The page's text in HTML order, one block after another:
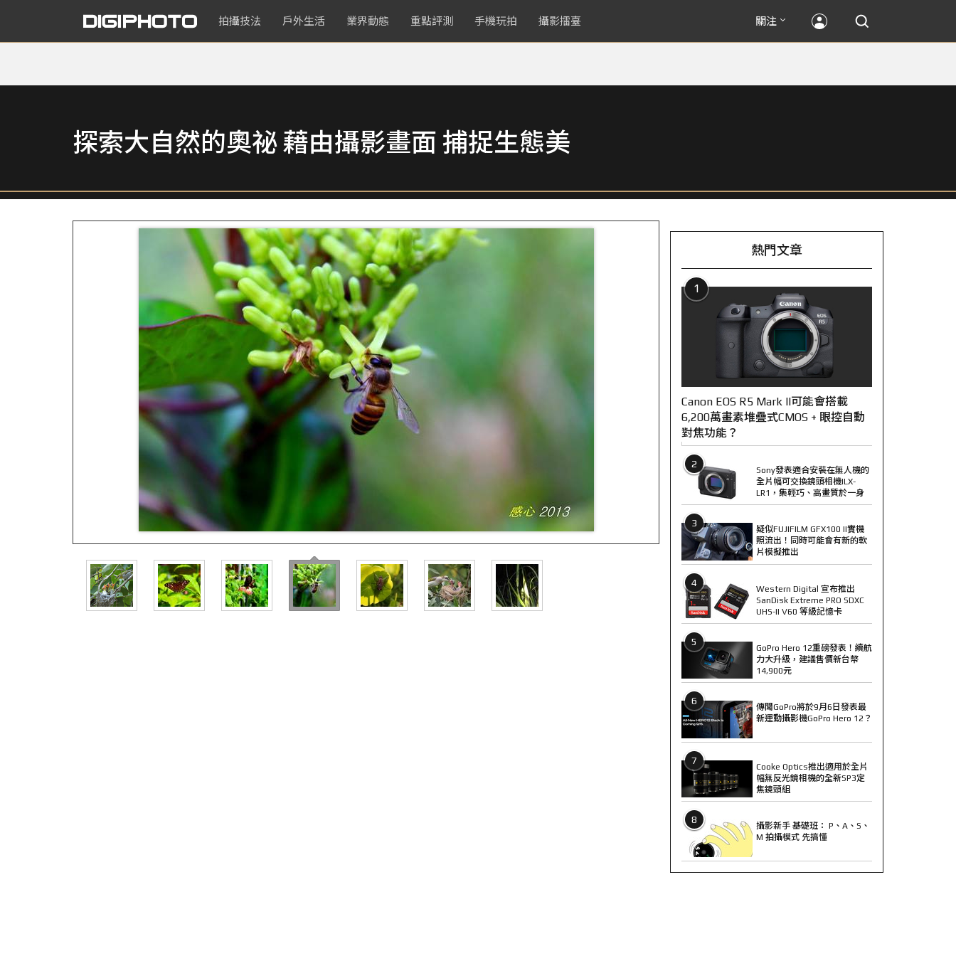
拍攝技法 戶外生活 業界動態 重點評測 手機玩拍 攝影擂臺 關注
探索大自然的奧祕 藉由攝影畫面 捕捉生態美
熱門文章
1
Canon EOS R5 Mark II可能會搭載
6,200萬畫素堆疊式CMOS + 眼控自動
對焦功能？
2
Sony發表適合安裝在無人機的
全片幅可交換鏡頭相機ILX-
LR1，集輕巧、高畫質於一身
3
疑似FUJIFILM GFX100 II實機
照流出！同時可能會有新的軟
片模擬推出
4
Western Digital 宣布推出
SanDisk Extreme PRO SDXC
UHS-II V60 等級記憶卡
5
GoPro Hero 12重磅發表！續航
力大升級，建議售價新台幣
14,900元
6
傳聞GoPro將於9月6日發表最
新運動攝影機GoPro Hero 12？
7
Cooke Optics推出適用於全片
幅無反光鏡相機的全新SP3定
焦鏡頭組
8
攝影新手 基礎班： P、A、S、
M 拍攝模式 先搞懂